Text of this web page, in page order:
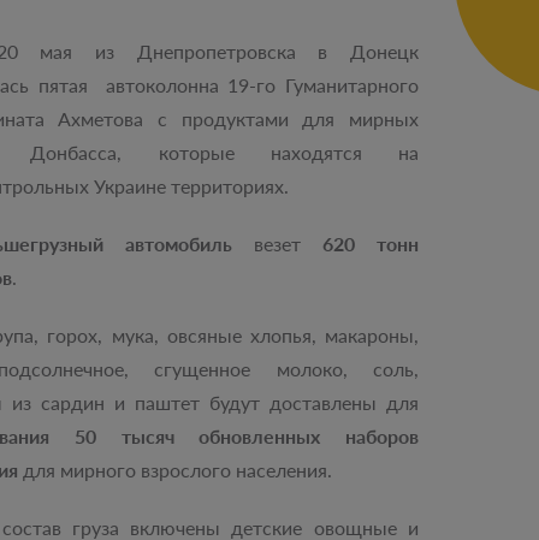
мая из Днепропетровска в Донецк
пятая автоколонна 19-го Гуманитарного
Ахметова с продуктами для мирных
Донбасса, которые находятся на
Украине территориях.
автомобиль везет 620 тонн
.
горох, мука, овсяные хлопья, макароны,
сгущенное молоко, соль,
из сардин и паштет будут доставлены для
50 тысяч обновленных наборов
для мирного взрослого населения.
груза включены детские овощные и